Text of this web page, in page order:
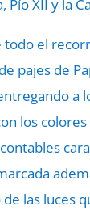
Pío XII y la
todo el
pajes de
a
los
las luces